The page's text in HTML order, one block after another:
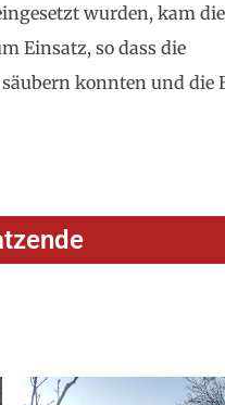
wurden, kam die
Einsatz, so dass die
konnten und die